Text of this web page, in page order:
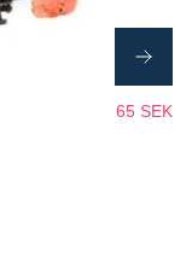
65 SEK